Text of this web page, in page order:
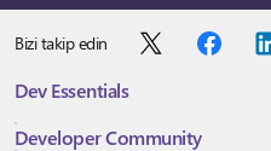
Bizi takip edin
Dev Essentials
Developer Community